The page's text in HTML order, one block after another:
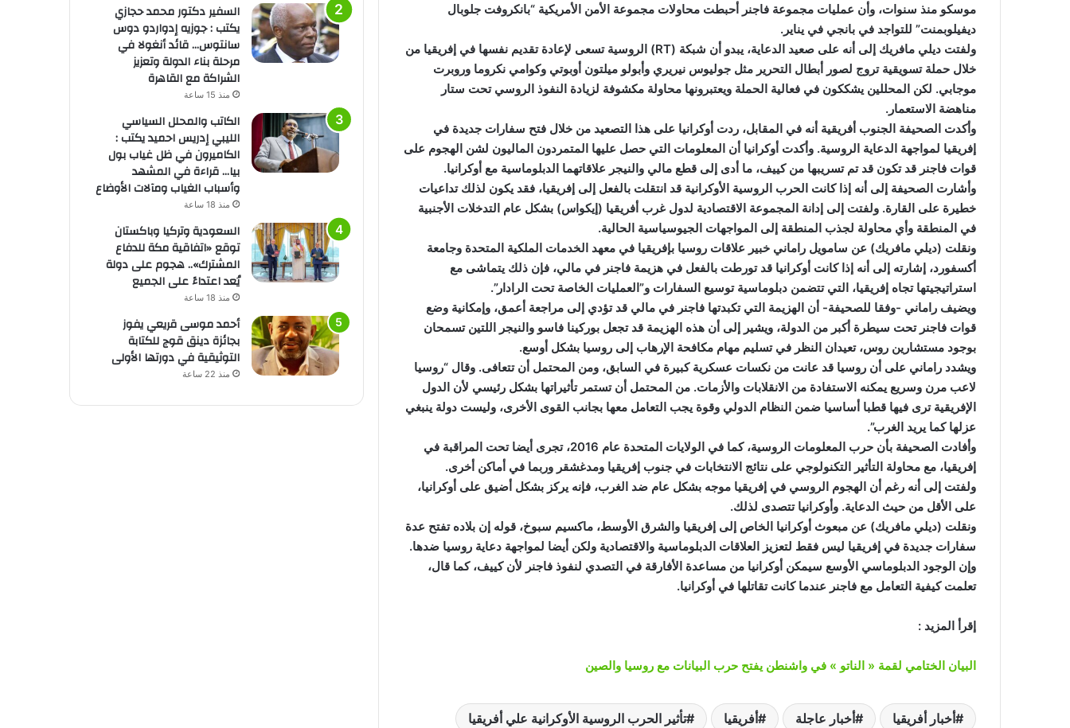
موسكو منذ سنوات، وأن عمليات مجموعة فاجنر أحبطت محاولات مجموعة الأمن الأمريكية “بانكروفت جلوبال
ديفيلوبمنت” للتواجد في بانجي في يناير.
ولفتت ديلي مافريك إلى أنه على صعيد الدعاية، يبدو أن شبكة (RT) الروسية تسعى لإعادة تقديم نفسها في إفريقيا من
خلال حملة تسويقية تروج لصور أبطال التحرير مثل جوليوس نيريري وأبولو ميلتون أوبوتي وكوامي نكروما وروبرت
موجابي. لكن المحللين يشككون في فعالية الحملة ويعتبرونها محاولة مكشوفة لزيادة النفوذ الروسي تحت ستار
مناهضة الاستعمار.
وأكدت الصحيفة الجنوب أفريقية أنه في المقابل، ردت أوكرانيا على هذا التصعيد من خلال فتح سفارات جديدة في
إفريقيا لمواجهة الدعاية الروسية. وأكدت أوكرانيا أن المعلومات التي حصل عليها المتمردون الماليون لشن الهجوم على
قوات فاجنر قد تكون قد تم تسريبها من كييف، ما أدى إلى قطع مالي والنيجر علاقاتهما الدبلوماسية مع أوكرانيا.
وأشارت الصحيفة إلى أنه إذا كانت الحرب الروسية الأوكرانية قد انتقلت بالفعل إلى إفريقيا، فقد يكون لذلك تداعيات
خطيرة على القارة. ولفتت إلى إدانة المجموعة الاقتصادية لدول غرب أفريقيا (إيكواس) بشكل عام التدخلات الأجنبية
في المنطقة وأي محاولة لجذب المنطقة إلى المواجهات الجيوسياسية الحالية.
ونقلت (ديلي مافريك) عن سامويل راماني خبير علاقات روسيا بإفريقيا في معهد الخدمات الملكية المتحدة وجامعة
أكسفورد، إشارته إلى أنه إذا كانت أوكرانيا قد تورطت بالفعل في هزيمة فاجنر في مالي، فإن ذلك يتماشى مع
استراتيجيتها تجاه إفريقيا، التي تتضمن دبلوماسية توسيع السفارات و”العمليات الخاصة تحت الرادار”.
ويضيف راماني -وفقا للصحيفة- أن الهزيمة التي تكبدتها فاجنر في مالي قد تؤدي إلى مراجعة أعمق، وإمكانية وضع
قوات فاجنر تحت سيطرة أكبر من الدولة، ويشير إلى أن هذه الهزيمة قد تجعل بوركينا فاسو والنيجر اللتين تسمحان
بوجود مستشارين روس، تعيدان النظر في تسليم مهام مكافحة الإرهاب إلى روسيا بشكل أوسع.
ويشدد راماني على أن روسيا قد عانت من نكسات عسكرية كبيرة في السابق، ومن المحتمل أن تتعافى. وقال “روسيا
لاعب مرن وسريع يمكنه الاستفادة من الانقلابات والأزمات. من المحتمل أن تستمر تأثيراتها بشكل رئيسي لأن الدول
الإفريقية ترى فيها قطبا أساسيا ضمن النظام الدولي وقوة يجب التعامل معها بجانب القوى الأخرى، وليست دولة ينبغي
عزلها كما يريد الغرب”.
وأفادت الصحيفة بأن حرب المعلومات الروسية، كما في الولايات المتحدة عام 2016، تجرى أيضا تحت المراقبة في
إفريقيا، مع محاولة التأثير التكنولوجي على نتائج الانتخابات في جنوب إفريقيا ومدغشقر وربما في أماكن أخرى.
ولفتت إلى أنه رغم أن الهجوم الروسي في إفريقيا موجه بشكل عام ضد الغرب، فإنه يركز بشكل أضيق على أوكرانيا،
على الأقل من حيث الدعاية. وأوكرانيا تتصدى لذلك.
ونقلت (ديلي مافريك) عن مبعوث أوكرانيا الخاص إلى إفريقيا والشرق الأوسط، ماكسيم سبوخ، قوله إن بلاده تفتح عدة
سفارات جديدة في إفريقيا ليس فقط لتعزيز العلاقات الدبلوماسية والاقتصادية ولكن أيضا لمواجهة دعاية روسيا ضدها.
وإن الوجود الدبلوماسي الأوسع سيمكن أوكرانيا من مساعدة الأفارقة في التصدي لنفوذ فاجنر لأن كييف، كما قال،
تعلمت كيفية التعامل مع فاجنر عندما كانت تقاتلها في أوكرانيا.
إقرأ المزيد :
البيان الختامي لقمة « الناتو » في واشنطن يفتح حرب البيانات مع روسيا والصين
أخبار أفريقيا أخبار عاجلة أفريقيا تأثير الحرب الروسية الأوكرانية علي أفريقيا
السفير دكتور محمد حجازي
يكتب : جوزيه إدواردو دوس
سانتوس… قائد أنغولا في
مرحلة بناء الدولة وتعزيز
الشراكة مع القاهرة
منذ 15 ساعة
الكاتب والمحلل السياسي
الليبي إدريس احميد يكتب :
الكاميرون في ظل غياب بول
بيا… قراءة في المشهد
وأسباب الغياب ومآلات الأوضاع
منذ 18 ساعة
السعودية وتركيا وباكستان
توقع «اتفاقية مكة للدفاع
المشترك».. هجوم على دولة
يُعد اعتداءً على الجميع
منذ 18 ساعة
أحمد موسى قريعي يفوز
بجائزة دينق قوج للكتابة
التوثيقية في دورتها الأولى
منذ 22 ساعة